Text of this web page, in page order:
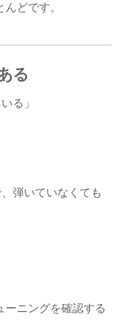
どです。
る
る」
弾いていなくても
ーニングを確認する